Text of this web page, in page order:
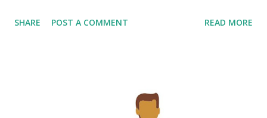
Agama bukan sekadar kisah ironis — ini tragedi moral dalam
dosa, tapi tangan mereka mencelup ke dalam uang umat
yang suci. Moralitas Minus, Tapi Gelar Ustaz Melekat Kuat
SHARE POST A COMMENT READ MORE